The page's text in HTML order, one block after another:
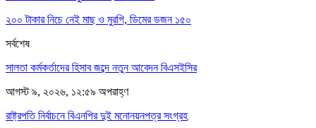
২০০ টাকার নিচে নেই মাছ ও মুরগি, ডিমের ডজন ১৫০
সর্বশেষ
সালতা কর্মকর্তাদের হিসাব জব্দে নতুন আবেদন বিএসইসির
আগস্ট ৯, ২০২৬, ১২:৫৯ অপরাহ্ণ
রাষ্ট্রপতি নির্বাচনে বিএনপির দুই মনোনয়নপত্র সংগ্রহ